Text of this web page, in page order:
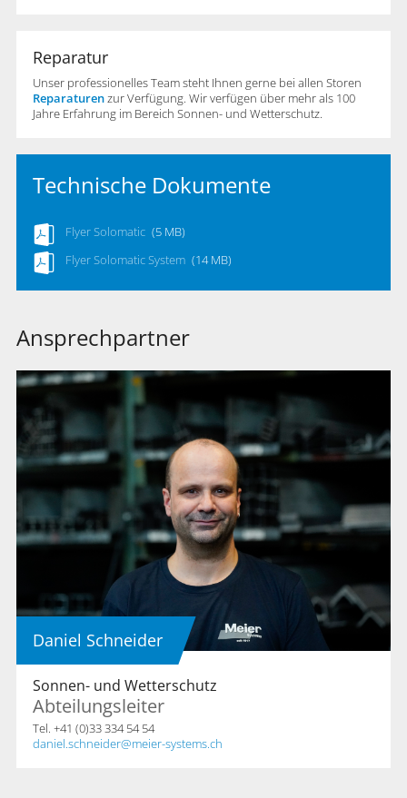
Reparatur
Unser professionelles Team steht Ihnen gerne bei allen Storen
Reparaturenzur Verfügung. Wir verfügen über mehr als 100
Jahre Erfahrung im Bereich Sonnen- und Wetterschutz.
Technische Dokumente
Flyer Solomatic (5 MB)
Flyer Solomatic System (14 MB)
Ansprechpartner
Daniel Schneider
Sonnen- und Wetterschutz
Abteilungsleiter
Tel. +41 (0)33 334 54 54
daniel.schneider
meier-systems.ch